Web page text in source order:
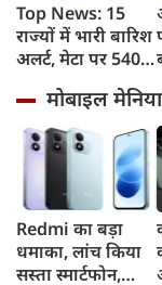
Top News: 15
राज्यों में भारी बारिश
अलर्ट, मेटा पर 5400
Gen-Z पर क्या बोले
मोहन भागवत
मोबाइल मेनिया
Redmi का बड़ा
धमाका, लांच किया
सस्ता स्मार्टफोन,